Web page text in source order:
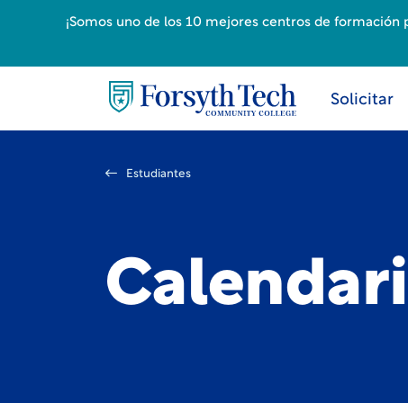
Solicitar
Estudiantes
¡Somos uno de los 10 mejores centros de formación